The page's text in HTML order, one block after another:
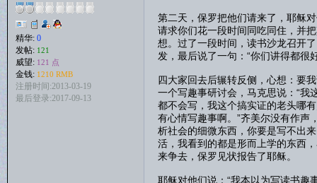
精华: 0
发帖: 121
威望: 121 点
金钱: 1210 RMB
注册时间:2013-03-19
最后登录:2017-09-13
第二天，保罗把他们请来了，耶稣
请求你们花一段时间同吃同住，并
想。过了一段时间，读书沙龙召开
发，最后说了一句：“你们讲得都很
四大家回去后辗转反侧，心想：要
一个写趣事研讨会，马克思说：“我
都不会写，我这个搞实证的老头哪
有心情写趣事啊。”齐美尔没有作声
析社会的细微东西，你要是写不出
活，我看到的都是形而上学的东西
来争去，保罗见状报告了耶稣。
耶稣对他们说：“我本以为写读书趣